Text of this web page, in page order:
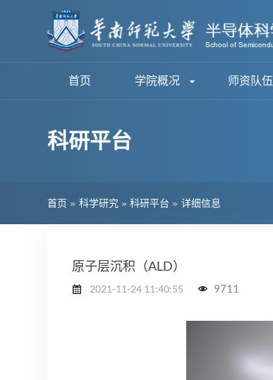
首页 学院概况 师资队伍
科研平台
首页 » 科学研究 » 科研平台 » 详细信息
原子层沉积（ALD）
2021-11-24 11:40:55 9711